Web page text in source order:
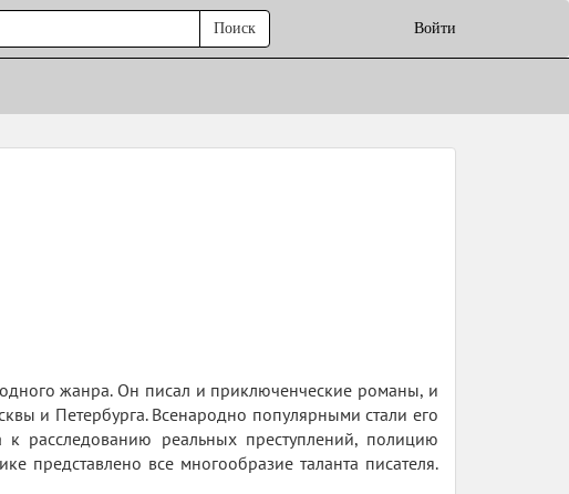
Войти
Поиск
жанра. Он писал и приключенческие романы, и
и Петербурга. Всенародно популярными стали его
к расследованию реальных преступлений, полицию
представлено все многообразие таланта писателя.